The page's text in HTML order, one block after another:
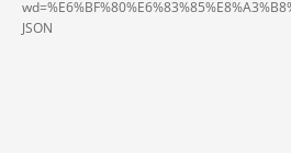
JSON